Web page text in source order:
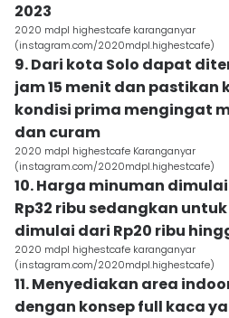
2023
2020 mdpl highestcafe karanganyar
(instagram.com/2020mdpl.highestcafe)
9. Dari kota Solo dapat
jam 15 menit dan
kondisi prima mengingat
dan curam
2020 mdpl highestcafe Karanganyar
(instagram.com/2020mdpl.highestcafe)
10. Harga minuman
Rp32 ribu sedangkan
dimulai dari Rp20 ribu
2020 mdpl highestcafe karanganyar
(instagram.com/2020mdpl.highestcafe)
11. Menyediakan area
dengan konsep full kaca